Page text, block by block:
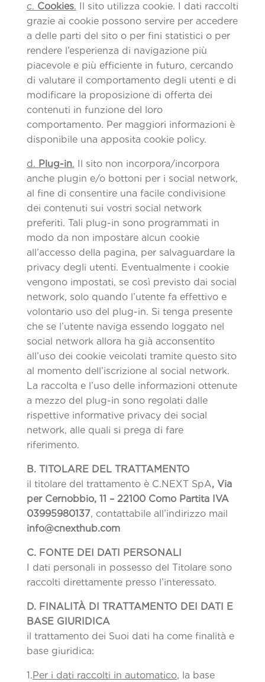
c. Cookies. Il sito utilizza cookie. I dati raccolti
grazie ai cookie possono servire per accedere
a delle parti del sito o per fini statistici o per
rendere l’esperienza di navigazione più
piacevole e più efficiente in futuro, cercando
di valutare il comportamento degli utenti e di
modificare la proposizione di offerta dei
contenuti in funzione del loro
comportamento. Per maggiori informazioni è
disponibile una apposita cookie policy.
d. Plug-in. Il sito non incorpora/incorpora
anche plugin e/o bottoni per i social network,
al fine di consentire una facile condivisione
dei contenuti sui vostri social network
preferiti. Tali plug-in sono programmati in
modo da non impostare alcun cookie
all’accesso della pagina, per salvaguardare la
privacy degli utenti. Eventualmente i cookie
vengono impostati, se così previsto dai social
network, solo quando l’utente fa effettivo e
volontario uso del plug-in. Si tenga presente
che se l’utente naviga essendo loggato nel
social network allora ha già acconsentito
all’uso dei cookie veicolati tramite questo sito
al momento dell’iscrizione al social network.
La raccolta e l’uso delle informazioni ottenute
a mezzo del plug-in sono regolati dalle
rispettive informative privacy dei social
network, alle quali si prega di fare
riferimento.
B. TITOLARE DEL TRATTAMENTO
il titolare del trattamento è C.NEXT SpA, Via
per Cernobbio, 11 – 22100 Como Partita IVA
03995980137, contattabile all’indirizzo mail
info@cnexthub.com
C. FONTE DEI DATI PERSONALI
I dati personali in possesso del Titolare sono
raccolti direttamente presso l’interessato.
D. FINALITÀ DI TRATTAMENTO DEI DATI E
BASE GIURIDICA
il trattamento dei Suoi dati ha come finalità e
base giuridica:
1.Per i dati raccolti in automatico, la base